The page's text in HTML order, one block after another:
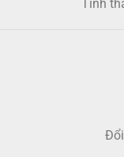
Tỉnh